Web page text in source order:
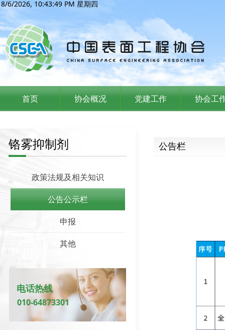
首页 协会概况 党建工作 协会工
8/6/2026, 10:43:49 PM 星期四
铬雾抑制剂
政策法规及相关知识
公告公示栏
申报
其他
010-64873301
电话热线
公告栏